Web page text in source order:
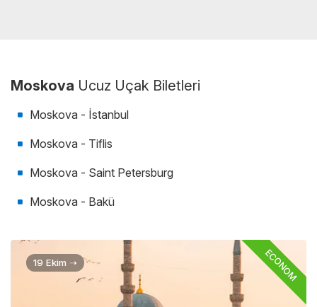
Moskova Ucuz Uçak Biletleri
Moskova - İstanbul
Moskova - Tiflis
Moskova - Saint Petersburg
Moskova - Bakü
19 Ekim ➝ ECONOM